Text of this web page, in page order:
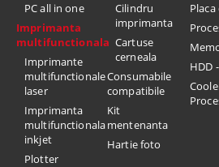
PC all in one
Imprimanta
multifunctionala
Imprimante
multifunctionale
laser
Imprimanta
multifunctionala
inkjet
Plotter
Cilindru
imprimanta
Cartuse
cerneala
Consumabile
compatibile
Kit
mentenanta
Hartie foto
HDD